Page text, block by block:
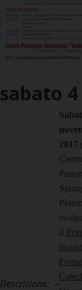
sabato 4
Descrizione: –
2017
il